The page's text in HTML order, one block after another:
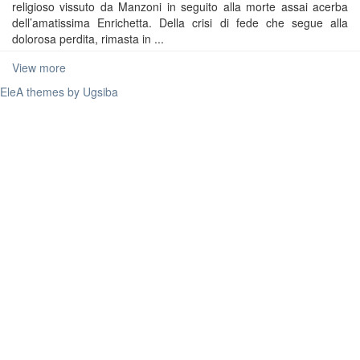
religioso vissuto da Manzoni in seguito alla morte assai acerba
dell’amatissima Enrichetta. Della crisi di fede che segue alla
dolorosa perdita, rimasta in ...
View more
EleA themes by Ugsiba